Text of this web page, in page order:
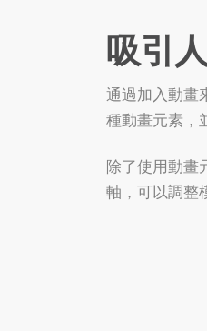
吸引
通過加入動畫
種動畫元素，
除了使用動畫
軸，可以調整